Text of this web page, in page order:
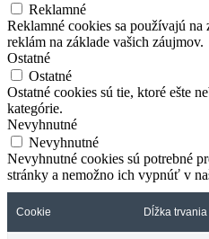
Reklamné
Reklamné cookies sa používajú na
reklám na základe vašich záujmov.
Ostatné
Ostatné
Ostatné cookies sú tie, ktoré ešte
kategórie.
Nevyhnutné
Nevyhnutné
Nevyhnutné cookies sú potrebné
stránky a nemožno ich vypnúť v
Cookie Dĺžka trvania